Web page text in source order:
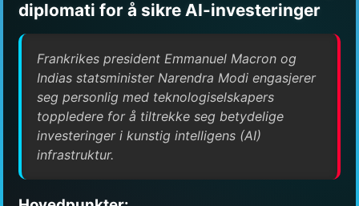
diplomati for å sikre AI-investeringer
Frankrikes president Emmanuel Macron og
Indias statsminister Narendra Modi engasjerer
seg personlig med teknologiselskapers
toppledere for å tiltrekke seg betydelige
investeringer i kunstig intelligens (AI)
infrastruktur.